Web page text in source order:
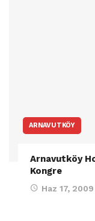
ARNAVUTKÖY
Arnavutköy
Kongre
Haz 17, 2009